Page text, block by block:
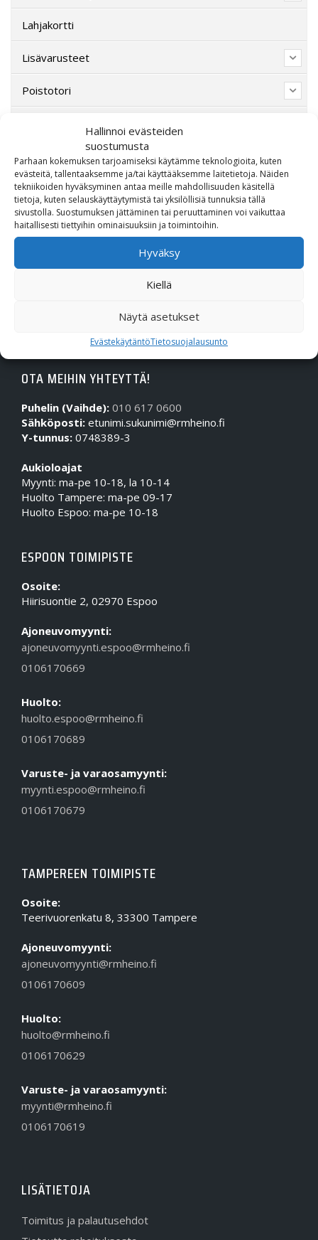
Hallinnoi evästeiden
suostumusta
Parhaan kokemuksen tarjoamiseksi käytämme teknologioita, kuten
evästeitä, tallentaaksemme ja/tai käyttääksemme laitetietoja. Näiden
tekniikoiden hyväksyminen antaa meille mahdollisuuden käsitellä
tietoja, kuten selauskäyttäytymistä tai yksilöllisiä tunnuksia tällä
sivustolla. Suostumuksen jättäminen tai peruuttaminen voi vaikuttaa
haitallisesti tiettyihin ominaisuuksiin ja toimintoihin.
Hyväksy
Kiellä
Näytä asetukset
EvästekäytäntöTietosuojalausunto
Lahjakortti
Lisävarusteet
Poistotori
Suzuki
SW-Motech
Varaosat/Sekalaiset
OTA MEIHIN YHTEYTTÄ!
Puhelin (Vaihde): 010 617 0600
Sähköposti: etunimi.sukunimi@rmheino.fi
Y-tunnus: 0748389-3
Aukioloajat
Myynti: ma-pe 10-18, la 10-14
Huolto Tampere: ma-pe 09-17
Huolto Espoo: ma-pe 10-18
ESPOON TOIMIPISTE
Osoite:
Hiirisuontie 2, 02970 Espoo
Ajoneuvomyynti:
ajoneuvomyynti.espoo@rmheino.fi
0106170669
Huolto:
huolto.espoo@rmheino.fi
0106170689
Varuste- ja varaosamyynti:
myynti.espoo@rmheino.fi
0106170679
TAMPEREEN TOIMIPISTE
Osoite:
Teerivuorenkatu 8, 33300 Tampere
Ajoneuvomyynti:
ajoneuvomyynti@rmheino.fi
0106170609
Huolto:
huolto@rmheino.fi
0106170629
Varuste- ja varaosamyynti:
myynti@rmheino.fi
0106170619
LISÄTIETOJA
Toimitus ja palautusehdot